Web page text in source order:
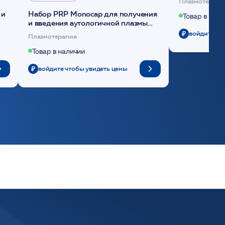
Набор PRP Monocap для получения
и введения аутологичной плазмы
Плазмотерапия
Товар в наличии
войдите чтобы увидеть цены
Товар в
войдите